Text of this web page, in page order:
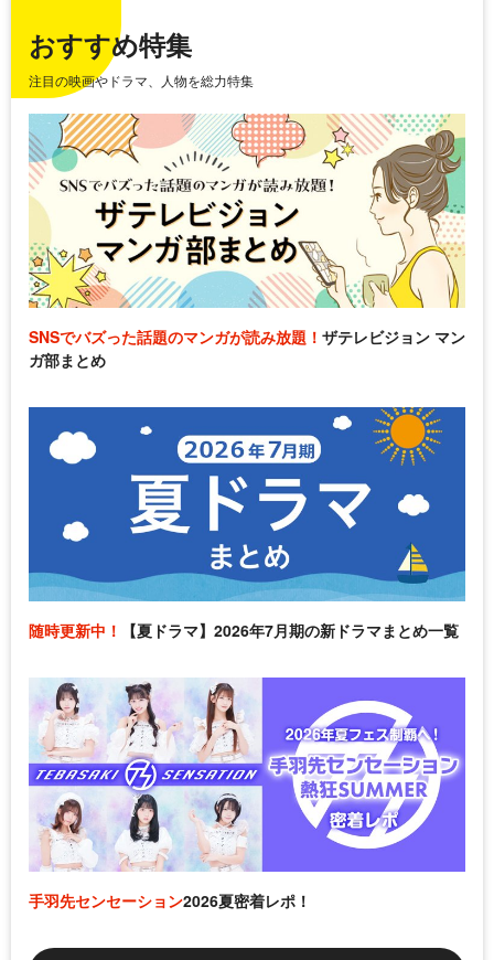
おすすめ特集
注目の映画やドラマ、人物を総力特集
SNSでバズった話題のマンガが読み放題！ ザテレビジョン マン
ガ部まとめ
随時更新中！ 【夏ドラマ】2026年7月期の新ドラマまとめ一覧
手羽先センセーション2026夏密着レポ！